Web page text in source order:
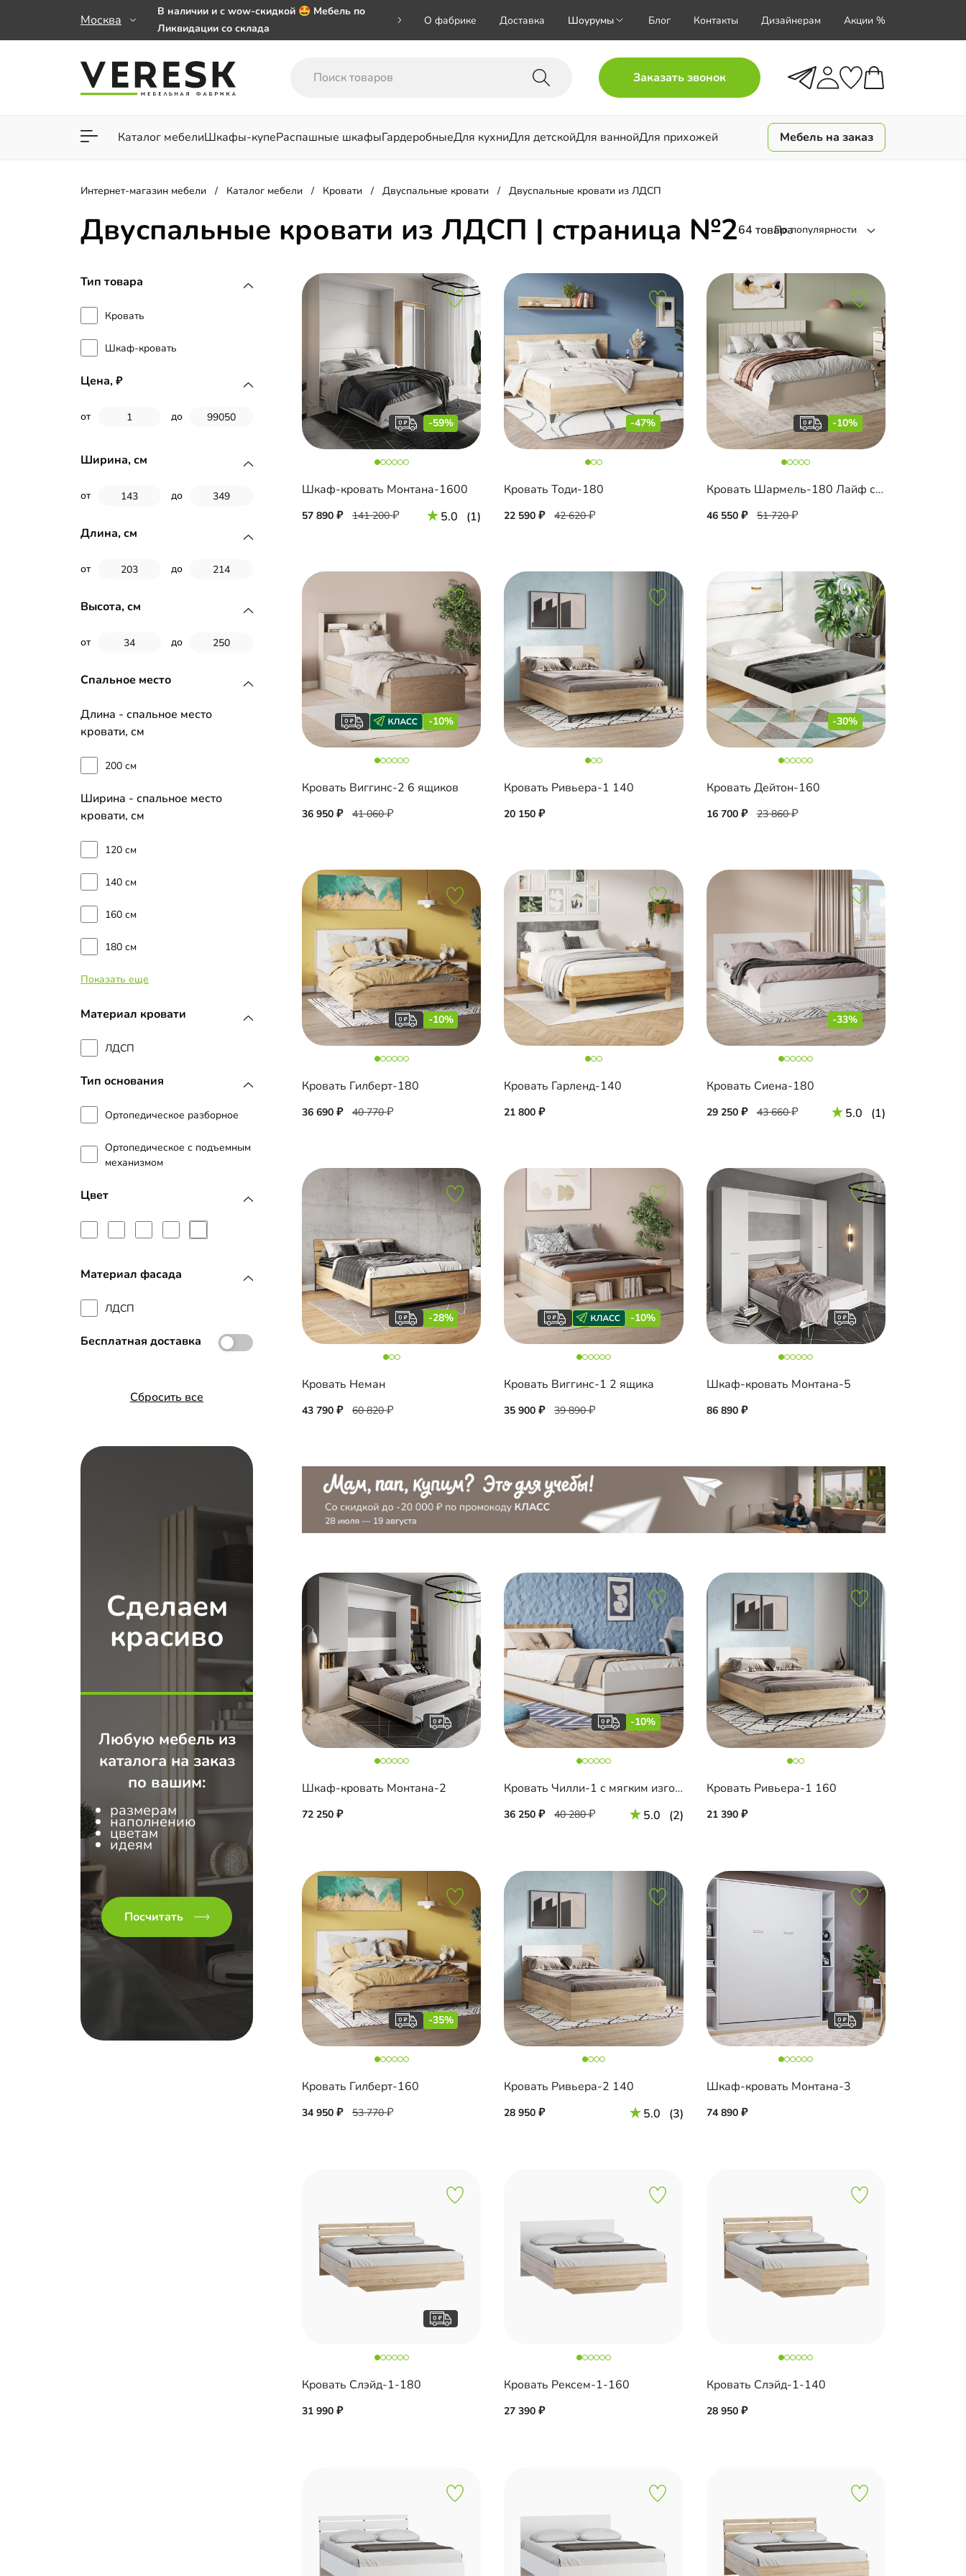
Москва
В наличии и с wow-скидкой 🤩 Мебель по
Ликвидации со склада
заказе от 50 000 ₽
Важно! Наш Whatsapp переехал на номер
О фабрике Доставка Шоурумы Блог Контакты Дизайнерам Акции %
Заказать звонок
Каталог мебелиШкафы-купеРаспашные шкафыГардеробныеДля кухниДля детскойДля ваннойДля прихожей
Для гостиной Для спальни
Мебель на заказ
Интернет-магазин мебели Каталог мебели Кровати Двуспальные кровати Двуспальные кровати из ЛДСП
Двуспальные кровати из ЛДСП | страница №264 товараПо популярности
Тип товара
Кровать
Шкаф-кровать
Цена,
от до
Ширина, см
от до
Длина, см
от до
Высота, см
от до
Спальное место
Длина - спальное место
кровати, см
200 см
Ширина - спальное место
кровати, см
120 см
140 см
160 см
180 см
90 см
Показать еще
Материал кровати
ЛДСП
Тип основания
Ортопедическое разборное
Ортопедическое с подъемным
механизмом
Цвет
Материал фасада
ЛДСП
Бесплатная доставка
Сбросить все
Сделаем
красиво
Любую мебель из
каталога на заказ
по вашим:
размерам
наполнению
цветам
идеям
Посчитать
-59%
Шкаф-кровать Монтана-1600
57 890 141 200 5.0 (1)
-47%
Кровать Тоди-180
22 590 42 620
-10%
Кровать Шармель-180 Лайф с мягким изголовьем
46 550 51 720
-10%
Кровать Виггинс-2 6 ящиков
36 950 41 060
Кровать Ривьера-1 140
20 150
-30%
Кровать Дейтон-160
16 700 23 860
-10%
Кровать Гилберт-180
36 690 40 770
Кровать Гарленд-140
21 800
-33%
Кровать Сиена-180
29 250 43 660 5.0 (1)
-28%
Кровать Неман
43 790 60 820
-10%
Кровать Виггинс-1 2 ящика
35 900 39 890
Шкаф-кровать Монтана-5
86 890
Шкаф-кровать Монтана-2
72 250
-10%
Кровать Чилли-1 с мягким изголовьем
36 250 40 280 5.0 (2)
Кровать Ривьера-1 160
21 390
-35%
Кровать Гилберт-160
34 950 53 770
Кровать Ривьера-2 140
28 950 5.0 (3)
Шкаф-кровать Монтана-3
74 890
Кровать Слэйд-1-180
31 990
Кровать Рексем-1-160
27 390
Кровать Слэйд-1-140
28 950